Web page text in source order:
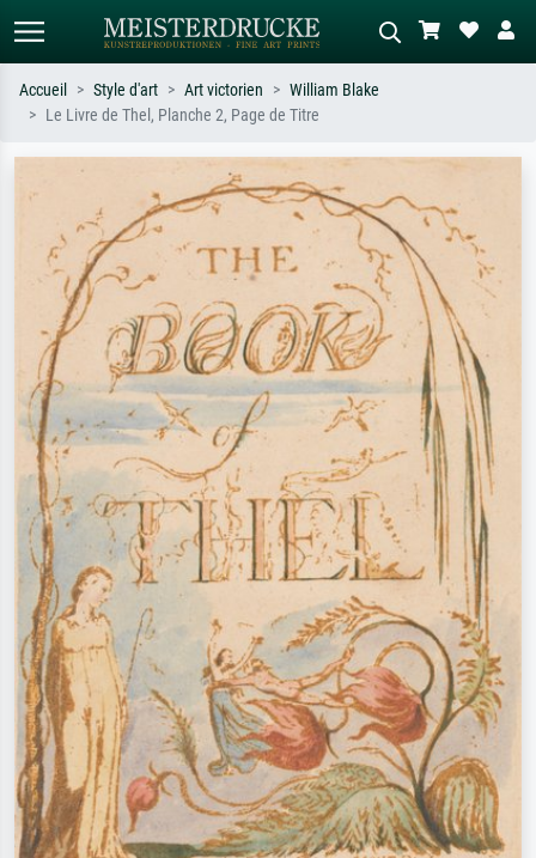
Recherchez par artiste, titre ou style –
ex. Monet, Nuit étoilée,
impressionnisme, vague de Hokusai,
nu.
Décrivez la scène – ex. prairie verte,
abstrait avec beaucoup de rouge,
tableau sombre, nu debout près d'un
arbre.
Accueil Style d'art Art victorien
William Blake
Le Livre de Thel, Planche 2, Page de Titre